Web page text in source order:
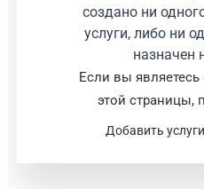
создано ни
услуги, либо ни
назначен
Если вы
этой страницы,
Добавить услуги